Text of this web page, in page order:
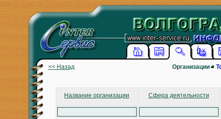
<< Назад Организации
Название организации Сфера деятельности